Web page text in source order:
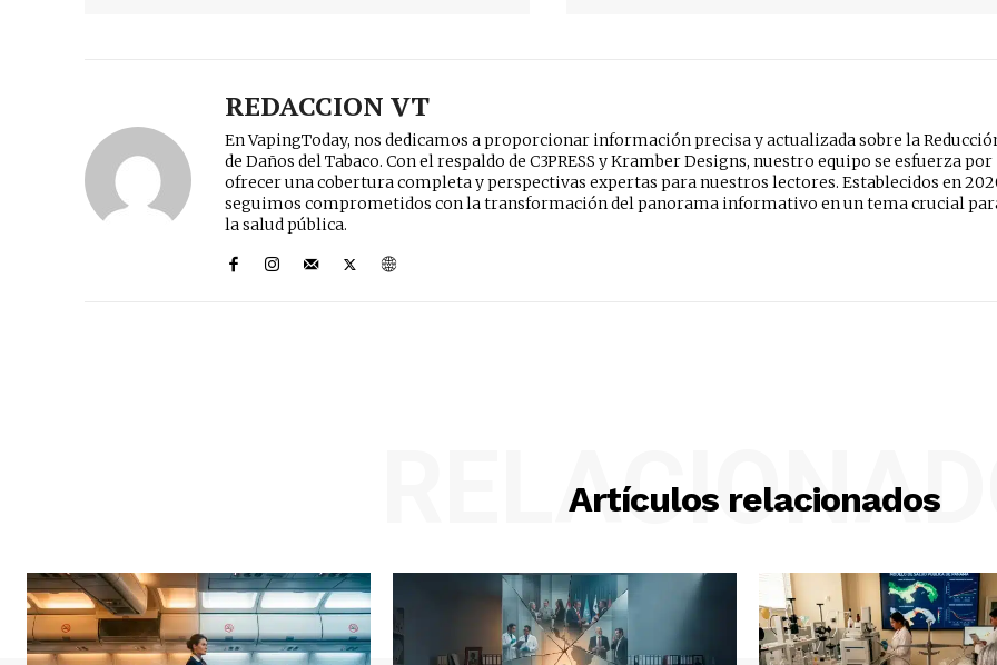
REDACCION VT
En VapingToday, nos dedicamos a proporcionar información precisa y actualizada sobre la
de Daños del Tabaco. Con el respaldo de C3PRESS y Kramber Designs, nuestro equipo se esfuerza por
ofrecer una cobertura completa y perspectivas expertas para nuestros lectores. Establecidos en
seguimos comprometidos con la transformación del panorama informativo en un tema crucial
la salud pública.
Artículos relacionados